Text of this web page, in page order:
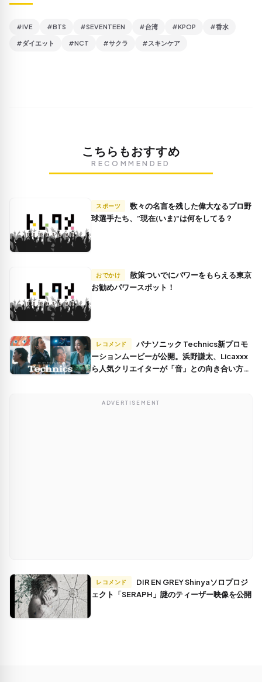
#IVE #BTS #SEVENTEEN #台湾 #KPOP #香水
#ダイエット #NCT #サクラ #スキンケア
こちらもおすすめ
RECOMMENDED
スポーツ
球選手たち、”現在(いま)"は何をしてる？
おでかけ
お勧めパワースポット！
レコメンド
ーションムービーが公開。浜野謙太、Licaxxx
ら人気クリエイターが「音」との向き合い方を
ADVERTISEMENT
レコメンド
ェクト「SERAPH」謎のティーザー映像を公開